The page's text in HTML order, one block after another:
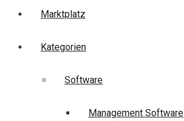
Marktplatz
Kategorien
Software
Management Software